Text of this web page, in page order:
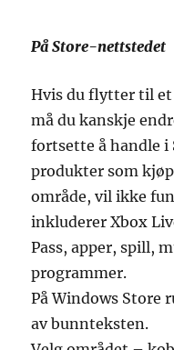
På Store-nettstedet
Hvis du flytter til et
må du kanskje
fortsette å handle i
produkter som
område, vil ikke
inkluderer Xbox
Pass, apper, spill,
programmer.
På Windows Store
av bunnteksten.